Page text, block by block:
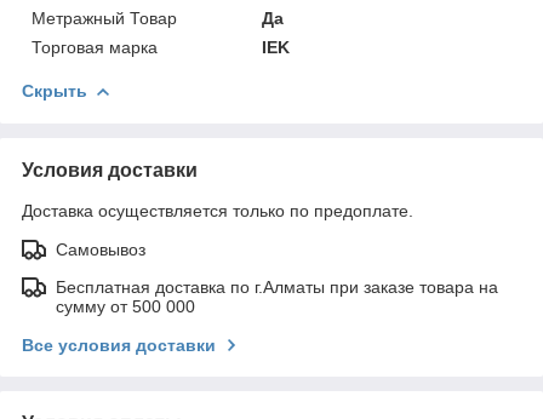
Метражный Товар
Да
Торговая марка
IEK
Скрыть
Условия доставки
Доставка осуществляется только по предоплате.
Самовывоз
Бесплатная доставка по г.Алматы при заказе товара на
сумму от 500 000
Все условия доставки